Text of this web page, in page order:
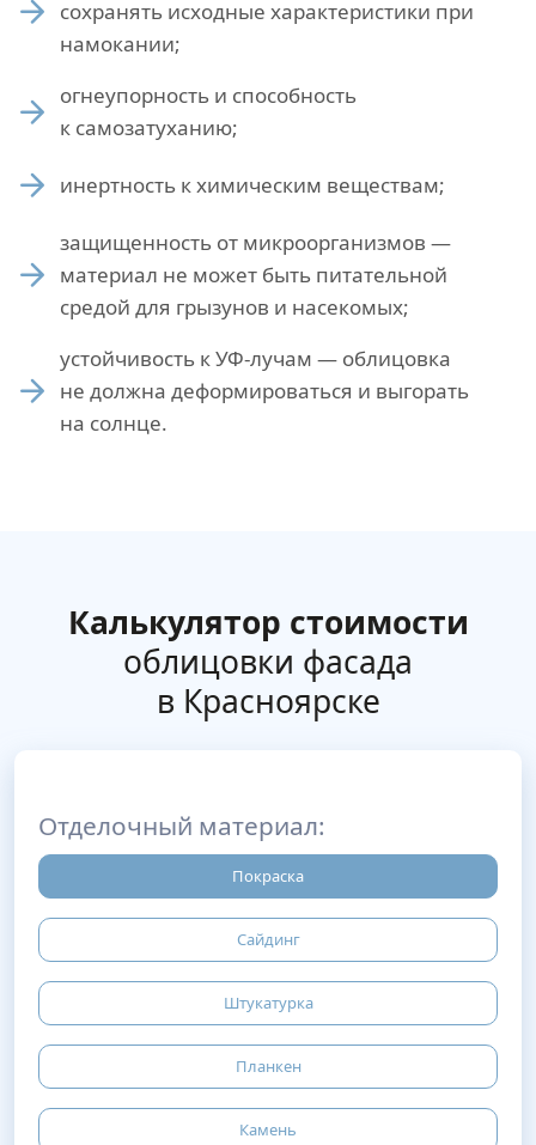
сохранять исходные характеристики при
намокании;
огнеупорность и способность
к самозатуханию;
инертность к химическим веществам;
защищенность от микроорганизмов —
материал не может быть питательной
средой для грызунов и насекомых;
устойчивость к УФ-лучам — облицовка
не должна деформироваться и выгорать
на солнце.
Калькулятор стоимости
облицовки фасада
в Красноярске
Отделочный материал:
Покраска
Сайдинг
Штукатурка
Планкен
Камень